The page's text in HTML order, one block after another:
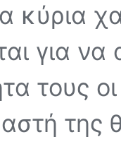
κύρια
για
τους
της